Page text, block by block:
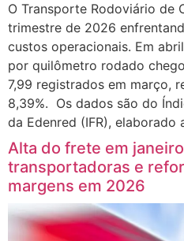
O Transporte Rodoviário de
trimestre de 2026
custos operacionais. Em
por quilômetro rodado
7,99 registrados em março,
8,39%. Os dados são do
da Edenred (IFR),
Alta do frete em
transportadoras e
margens em 2026